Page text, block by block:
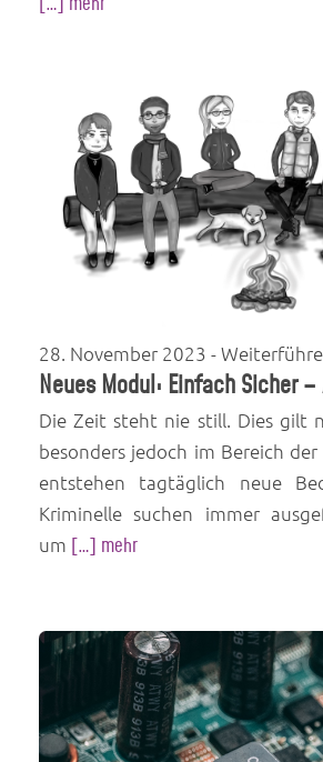
28. November 2023 -
Neues Modul: Einfach Sicher
Die Zeit steht nie still. Dies gilt
besonders jedoch im Bereich der
entstehen tagtäglich neue
Kriminelle suchen immer
um […] mehr